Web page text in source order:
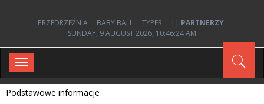
PRZEDRZEŹNIA BABY BALL TYPER || PARTNERZY
SUNDAY, 9 AUGUST 2026, 10:46:24 AM
Toggle
navigation
Podstawowe informacje